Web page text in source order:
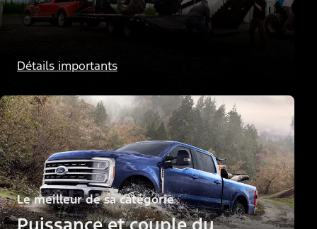
Puissance et couple des
moteurs diesel
Détails importants
Le meilleur de sa catégorie